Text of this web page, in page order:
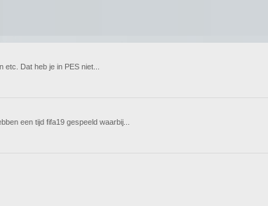
Dat heb je in PES niet...
een tijd fifa19 gespeeld waarbij...